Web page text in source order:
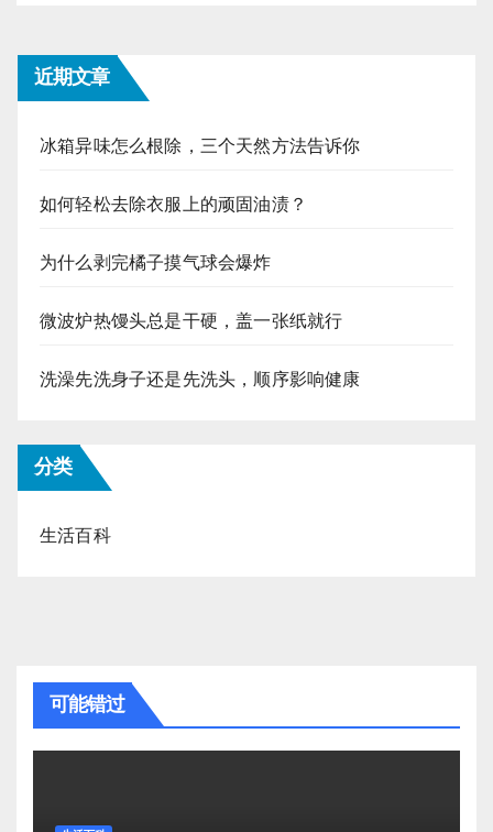
近期文章
冰箱异味怎么根除，三个天然方法告诉你
如何轻松去除衣服上的顽固油渍？
为什么剥完橘子摸气球会爆炸
微波炉热馒头总是干硬，盖一张纸就行
洗澡先洗身子还是先洗头，顺序影响健康
分类
生活百科
可能错过